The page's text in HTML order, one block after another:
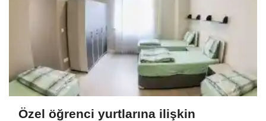
Özel öğrenci yurtlarına ilişkin